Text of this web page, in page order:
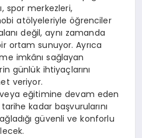
spor merkezleri,
atölyeleriyle öğrenciler
değil, aynı zamanda
ortam sunuyor. Ayrıca
imkânı sağlayan
günlük ihtiyaçlarını
veriyor.
eğitimine devam eden
kadar başvurularını
güvenli ve konforlu